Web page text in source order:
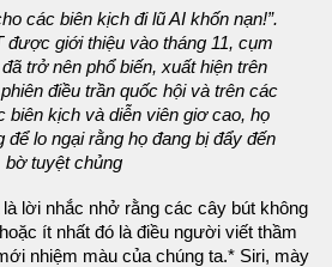
các biên kịch đi lũ AI khốn nạn!”.
được giới thiệu vào tháng 11, cụm
trở nên phổ biến, xuất hiện trên
điều trần quốc hội và trên các
biên kịch và diễn viên giơ cao, họ
để lo ngại rằng họ đang bị đẩy đến
bờ tuyệt chủng
lời nhắc nhở rằng các cây bút không
ít nhất đó là điều người viết thầm
nhiệm màu của chúng ta.* Siri, mày